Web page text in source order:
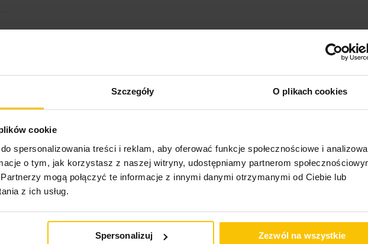
Szczegóły O plikach cookies
cookie
spersonalizowania treści i reklam, aby oferować funkcje społecznościowe i
o tym, jak korzystasz z naszej witryny, udostępniamy partnerom
mogą połączyć te informacje z innymi danymi otrzymanymi od Ciebie lub
z ich usług.
Spersonalizuj Zezwól na wszystkie